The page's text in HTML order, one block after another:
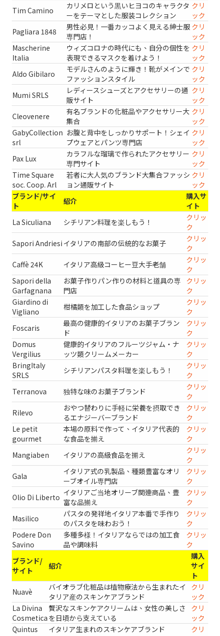
Tim Camino
カリメロという黒いヒヨコのキャラクタ
ーをテーマとした服装コレクション
クリ
ック
Pagliara 1848
男性必見！一番カッコよく見える紳士服
専門店！
クリ
ック
Mascherine
Italia
ウィズコロナの時代にも、自分の個性を
表現できるマスクを着けよう！
クリ
ック
Aldo Gibilaro
モデルさんのように輝き！靴がメインで
ファッションスタイル
クリ
ック
Mumi SRLS
レディースシューズとアクセサリーの通
販サイト
クリ
ック
Cleovenere
有名ブランドの化粧品やアクセサリー大
集合
クリ
ック
GabyCollection
srl
お腹と背中をしっかりサポート！シェイ
プウェアとパンツ専門店
クリ
ック
Pax Lux
カラフルな瑠璃で作られたアクセサリー
専門サイト
クリ
ック
Time Square
soc. Coop. Arl
若者に大人気のブランド大集合ファッシ
ョン通販サイト
クリ
ック
ブランド/サイ
ト
紹介
購入サ
イト
La Siculiana
シチリアン料理を楽しもう！
クリッ
ク
Sapori Andriesi イタリアの南部の伝統的なお菓子
クリッ
ク
Caffè 24K
イタリア高級コーヒー豆大手老舗
クリッ
ク
Sapori della
Garfagnana
お菓子作りパン作りの材料と道具の専
門店
クリッ
ク
Giardino di
Vigliano
柑橘類を加工した食品ショップ
クリッ
ク
Foscaris
最高の健康的イタリアのお菓子ブラン
ド
クリッ
ク
Domus
Vergilius
健康的イタリアのフルーツジャム・ナ
ッツ類クリームメーカー
クリッ
ク
BringItaly
SRLS
シチリアンパスタ料理を楽しもう！
クリッ
ク
Terranova
独特な味のお菓子ブランド
クリッ
ク
Rilevo
おやつ替わりに手軽に栄養を摂取でき
るエナジーバーブランド
クリッ
ク
Le petit
gourmet
本場の原料で作って、イタリア代表的
な食品を揃え
クリッ
ク
Mangiaben
イタリアの高級食品を揃え
クリッ
ク
Gala
イタリア式の乳製品、種類豊富なオリ
ーブオイル専門店
クリッ
ク
Olio Di Liberto イタリアご当地オリーブ関連商品、豊
富な品揃え
クリッ
ク
Masilico
パスタの発祥地イタリア本番で手作り
のパスタを味わおう！
クリッ
ク
Podere Don
Savino
多種多様！イタリアならではの加工食
品や調味料
クリッ
ク
ブランド/
サイト
紹介
購入
サイ
ト
Nuavè
バイオラブ化粧品は植物療法から生まれたイ
タリア産のスキンケアブランド
クリ
ック
La Divina
Cosmetica
贅沢なスキンケアクリームは、女性の美しさ
を日頃から支えている
クリ
ック
Quintus
イタリア生まれのスキンケアブランド
クリ